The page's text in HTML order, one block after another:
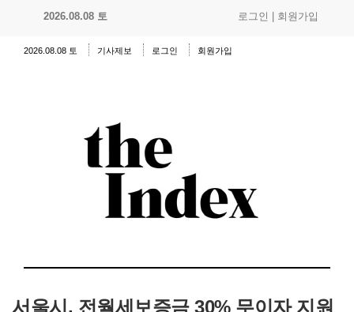
2026.08.08 토 로그인 회원가입
2026.08.08 토 기사제보 로그인 회원가입
서울시, 전월세보증금 30% 무이자 지원